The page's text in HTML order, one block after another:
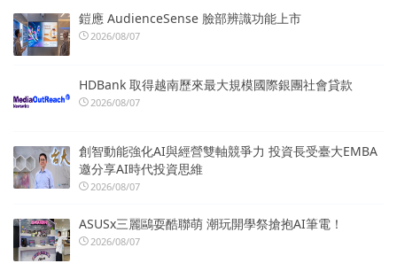
鎧應 AudienceSense 臉部辨識功能上市
2026/08/07
HDBank 取得越南歷來最大規模國際銀團社會貸款
2026/08/07
創智動能強化AI與經營雙軸競爭力 投資長受臺大EMBA
邀分享AI時代投資思維
2026/08/07
ASUSx三麗鷗耍酷聯萌 潮玩開學祭搶抱AI筆電！
2026/08/07